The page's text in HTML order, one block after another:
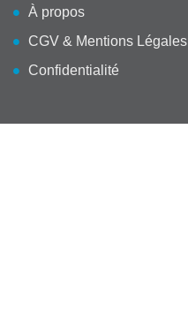
À propos
CGV & Mentions Légales
Confidentialité